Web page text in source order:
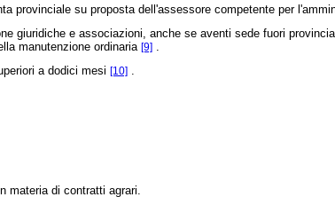
su proposta dell'assessore competente per
e associazioni, anche se aventi sede fuori
manutenzione ordinaria [9] .
a dodici mesi [10] .
materia di contratti agrari.